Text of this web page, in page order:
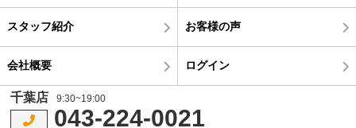
スタッフ紹介 お客様の声
会社概要 ログイン
千葉店 9:30~19:00
043-224-0021